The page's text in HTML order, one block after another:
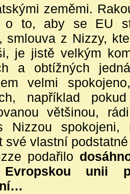
zeměmi.
o to, aby se EU
smlouva z Nizzy,
je jistě velkým
a obtížných
velmi
například
většinou,
Nizzou spokojeni,
své vlastní
podařilo
unii